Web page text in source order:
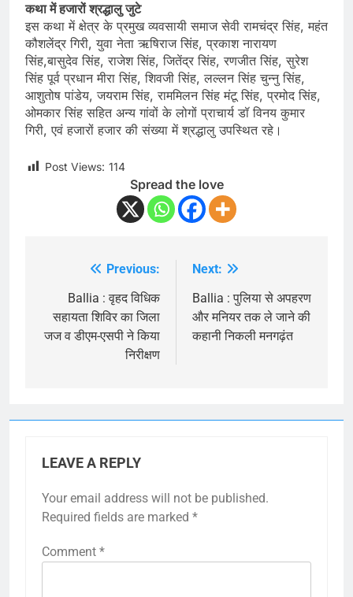
कथा में हजारों श्रद्धालु जुटे
इस कथा में क्षेत्र के प्रमुख व्यवसायी समाज सेवी रामचंद्र सिंह, महंत
कौशलेंद्र गिरी, युवा नेता ऋषिराज सिंह, प्रकाश नारायण
सिंह,बासुदेव सिंह, राजेश सिंह, जितेंद्र सिंह, रणजीत सिंह, सुरेश
सिंह पूर्व प्रधान मीरा सिंह, शिवजी सिंह, लल्लन सिंह चुन्नु सिंह,
आशुतोष पांडेय, जयराम सिंह, राममिलन सिंह मंटू सिंह, प्रमोद सिंह,
ओमकार सिंह सहित अन्य गांवों के लोगों प्राचार्य डॉ विनय कुमार
गिरी, एवं हजारों हजार की संख्या में श्रद्धालु उपस्थित रहे।
Post Views: 114
Spread the love
navigation
Previous:
Ballia : वृहद विधिक
सहायता शिविर का जिला
जज व डीएम-एसपी ने किया
निरीक्षण
Next:
Ballia : पुलिया से अपहरण
और मनियर तक ले जाने की
कहानी निकली मनगढ़ंत
LEAVE A REPLY
Your email address will not be published.
Required fields are marked *
Comment *